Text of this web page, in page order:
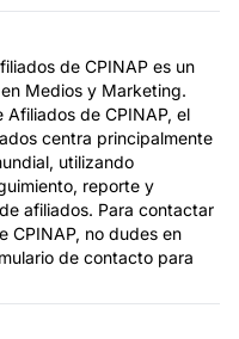
de CPINAP es un
Medios y Marketing.
de CPINAP, el
centra principalmente
utilizando
reporte y
afiliados. Para contactar
CPINAP, no dudes en
de contacto para